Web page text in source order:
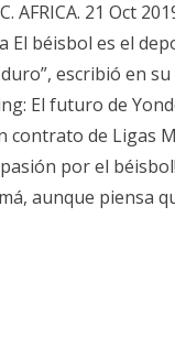
AFRICA. 21 Oct
El béisbol es el
escribió en
El futuro de
contrato de Ligas
por el
aunque piensa